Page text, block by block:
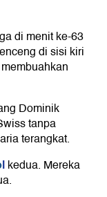
di menit ke-63
di sisi kiri
Dominik
tanpa
terangkat.
kedua. Mereka